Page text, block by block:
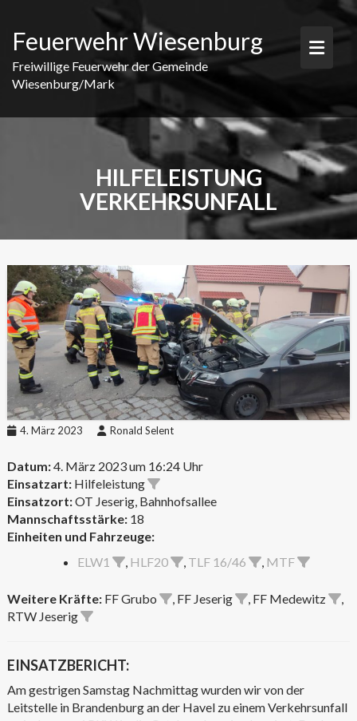
content
Feuerwehr Wiesenburg
Freiwillige Feuerwehr der Gemeinde
Wiesenburg/Mark
HILFELEISTUNG
VERKEHRSUNFALL
4. März 2023 Ronald Selent
Datum:4. März 2023 um 16:24 Uhr
Einsatzart:Hilfeleistung
Einsatzort:OT Jeserig, Bahnhofsallee
Mannschaftsstärke:18
Einheiten und Fahrzeuge:
ELW1
, HLF20 , TLF 16/46 , MTF
Weitere Kräfte:FF Grubo , FF Jeserig , FF Medewitz
,
RTW Jeserig
EINSATZBERICHT:
Am gestrigen Samstag Nachmittag wurden wir von der
Leitstelle in Brandenburg an der Havel zu einem Verkehrsunfall